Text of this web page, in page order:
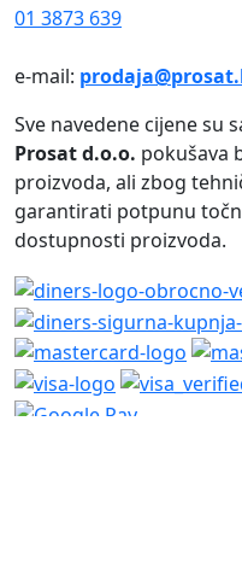
Web by: